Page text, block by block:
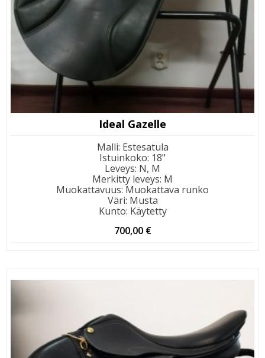
Ideal Gazelle
Malli: Estesatula
Istuinkoko: 18"
Leveys: N, M
Merkitty leveys: M
Muokattavuus: Muokattava runko
Väri: Musta
Kunto: Käytetty
700,00 €